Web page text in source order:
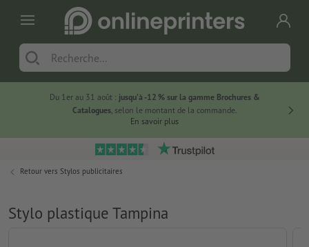
Du 1er au 31 août : jusqu’à -12 % sur la gamme Brochures &
Catalogues, selon le montant de la commande.
En savoir plus
Retour vers Stylos publicitaires
Stylo plastique Tampina